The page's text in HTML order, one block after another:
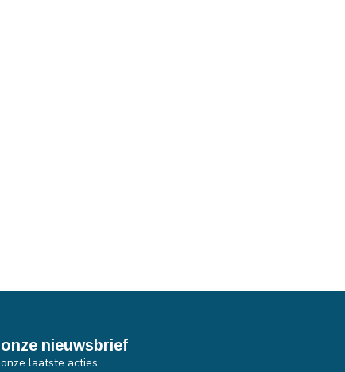
nieuwsbrief
laatste acties